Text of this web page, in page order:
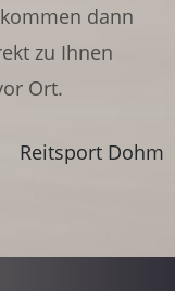
dann
zu Ihnen
Ort.